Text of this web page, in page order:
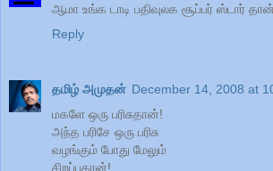
ஆமா உங்க டாடி பதிவுலக சூப்பர் ஸ்டார் தான்
Reply
தமிழ் அமுதன் December 14, 2008 at
மகளே ஒரு பரிசுதான்!
அந்த பரிசே ஒரு பரிசு
வழங்கும் போது மேலும்
சிறப்புதான்!